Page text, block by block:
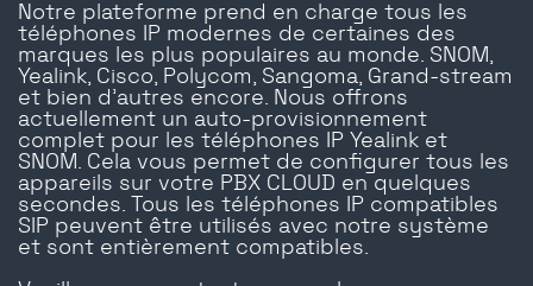
Notre plateforme prend en charge tous les
téléphones IP modernes de certaines des
marques les plus populaires au monde. SNOM,
Yealink, Cisco, Polycom, Sangoma, Grand-stream
et bien d'autres encore. Nous offrons
actuellement un auto-provisionnement
complet pour les téléphones IP Yealink et
SNOM. Cela vous permet de configurer tous les
appareils sur votre PBX CLOUD en quelques
secondes. Tous les téléphones IP compatibles
SIP peuvent être utilisés avec notre système
et sont entièrement compatibles.